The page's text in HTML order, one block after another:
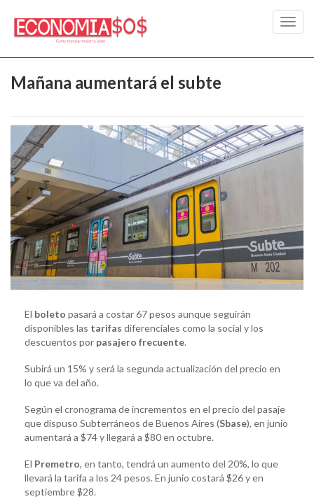
Mañana aumentará el subte
El boleto pasará a costar 67 pesos aunque seguirán
disponibles las tarifas diferenciales como la social y los
descuentos por pasajero frecuente.
Subirá un 15% y será la segunda actualización del precio en
lo que va del año.
Según el cronograma de incrementos en el precio del pasaje
que dispuso Subterráneos de Buenos Aires (Sbase), en junio
aumentará a $74 y llegará a $80 en octubre.
El Premetro, en tanto, tendrá un aumento del 20%, lo que
llevará la tarifa a los 24 pesos. En junio costará $26 y en
septiembre $28.